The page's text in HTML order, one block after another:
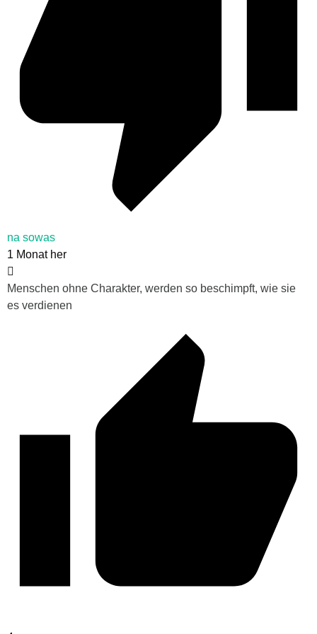
na sowas
1 Monat her
Menschen ohne Charakter, werden so beschimpft, wie sie
es verdienen